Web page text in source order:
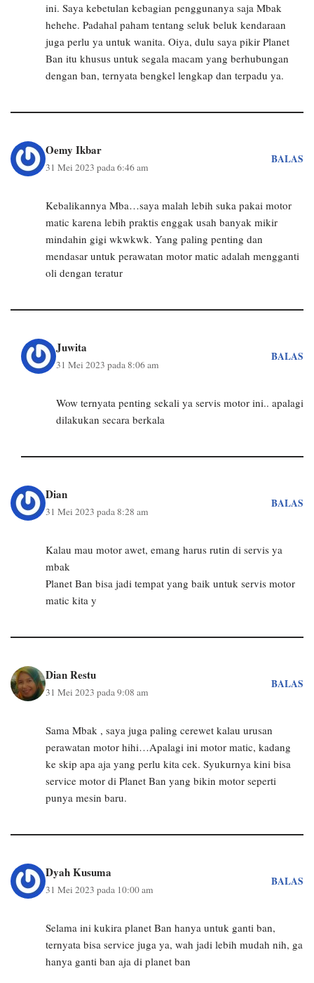
ini. Saya kebetulan kebagian penggunanya saja Mbak
hehehe. Padahal paham tentang seluk beluk kendaraan
juga perlu ya untuk wanita. Oiya, dulu saya pikir Planet
Ban itu khusus untuk segala macam yang berhubungan
dengan ban, ternyata bengkel lengkap dan terpadu ya.
Oemy Ikbar
31 Mei 2023 pada 6:46 am
BALAS
Kebalikannya Mba…saya malah lebih suka pakai motor
matic karena lebih praktis enggak usah banyak mikir
mindahin gigi wkwkwk. Yang paling penting dan
mendasar untuk perawatan motor matic adalah mengganti
oli dengan teratur
Juwita
31 Mei 2023 pada 8:06 am
BALAS
Wow ternyata penting sekali ya servis motor ini.. apalagi
dilakukan secara berkala
Dian
31 Mei 2023 pada 8:28 am
BALAS
Kalau mau motor awet, emang harus rutin di servis ya
mbak
Planet Ban bisa jadi tempat yang baik untuk servis motor
matic kita y
Dian Restu
31 Mei 2023 pada 9:08 am
BALAS
Sama Mbak , saya juga paling cerewet kalau urusan
perawatan motor hihi…Apalagi ini motor matic, kadang
ke skip apa aja yang perlu kita cek. Syukurnya kini bisa
service motor di Planet Ban yang bikin motor seperti
punya mesin baru.
Dyah Kusuma
31 Mei 2023 pada 10:00 am
BALAS
Selama ini kukira planet Ban hanya untuk ganti ban,
ternyata bisa service juga ya, wah jadi lebih mudah nih, ga
hanya ganti ban aja di planet ban